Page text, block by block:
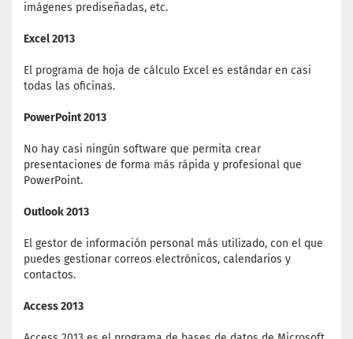
imágenes prediseñadas, etc.
Excel 2013
El programa de hoja de cálculo Excel es estándar en casi
todas las oficinas.
PowerPoint 2013
No hay casi ningún software que permita crear
presentaciones de forma más rápida y profesional que
PowerPoint.
Outlook 2013
El gestor de información personal más utilizado, con el que
puedes gestionar correos electrónicos, calendarios y
contactos.
Access 2013